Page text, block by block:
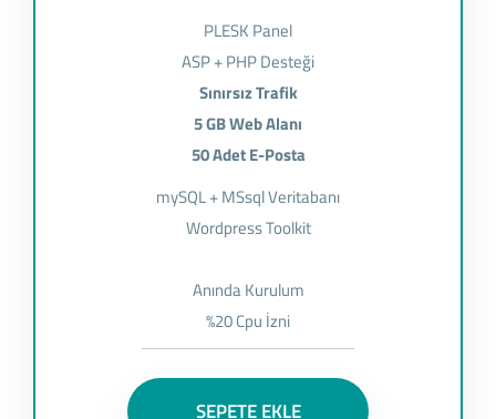
PLESK Panel
ASP + PHP Desteği
Sınırsız Trafik
5 GB Web Alanı
50 Adet E-Posta
mySQL + MSsql Veritabanı
Wordpress Toolkit
Anında Kurulum
%20 Cpu İzni
SEPETE EKLE